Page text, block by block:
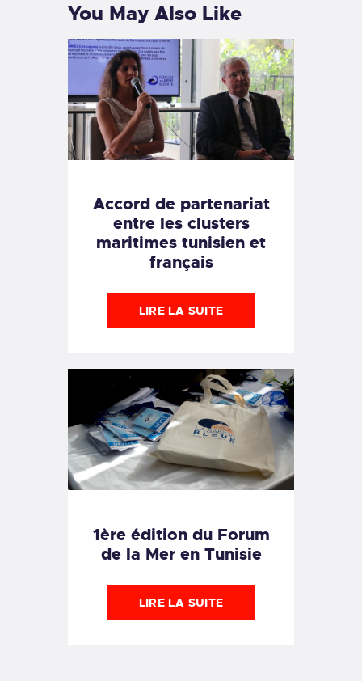
You May Also Like
Accord de partenariat
entre les clusters
maritimes tunisien et
français
LIRE LA SUITE
1ère édition du Forum
de la Mer en Tunisie
LIRE LA SUITE